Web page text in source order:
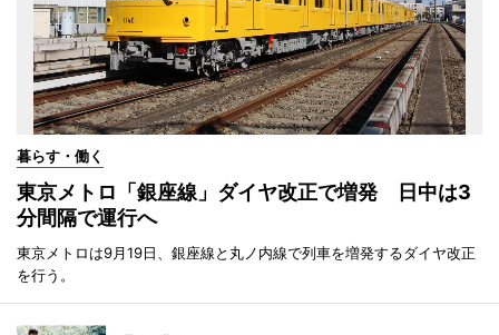
暮らす・働く
東京メトロ「銀座線」ダイヤ改正で増発 日中は3
分間隔で運行へ
東京メトロは9月19日、銀座線と丸ノ内線で列車を増発するダイヤ改正
を行う。